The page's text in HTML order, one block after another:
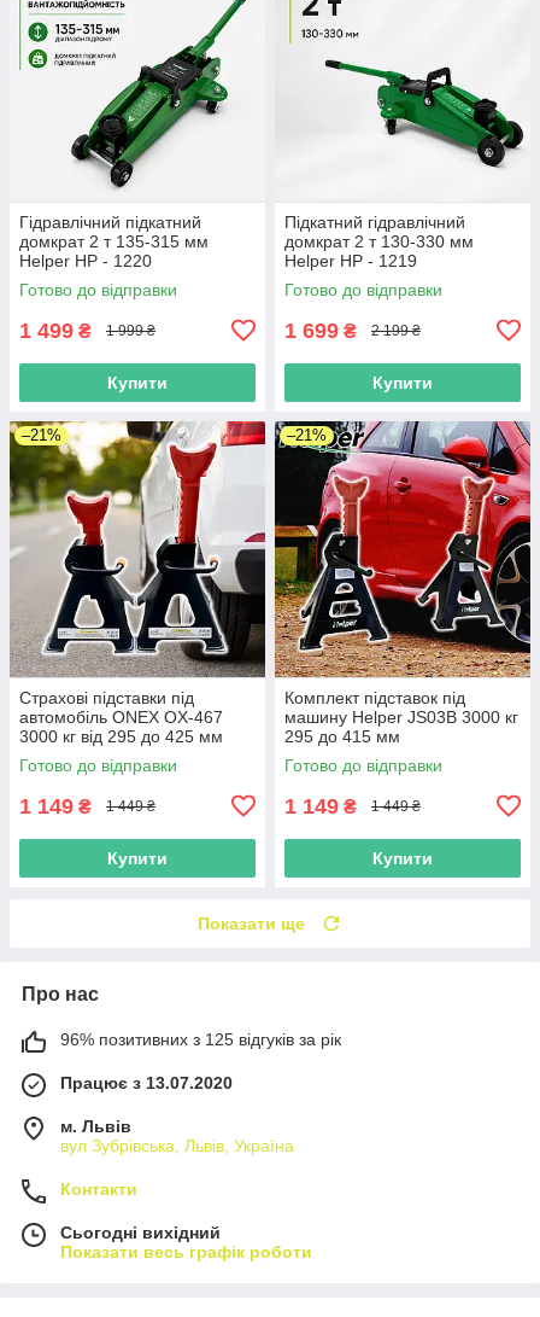
Гідравлічний підкатний
домкрат 2 т 135-315 мм
Helper HP - 1220
низькопрофільний для
автомобіля гаража та СТО
Готово до відправки
1 499 ₴ 1 999 ₴
Купити
Підкатний гідравлічний
домкрат 2 т 130-330 мм
Helper HP - 1219
Низькопрофільний
автомобільний домкрат в
Готово до відправки
1 699 ₴ 2 199 ₴
Купити
–21%
Страхові підставки під
автомобіль ONEX OX-467
3000 кг від 295 до 425 мм
Готово до відправки
1 149 ₴ 1 449 ₴
Купити
–21%
Комплект підставок під
машину Helper JS03B 3000 кг
295 до 415 мм
Готово до відправки
1 149 ₴ 1 449 ₴
Купити
Показати ще
Про нас
96% позитивних з 125 відгуків за рік
Працює з 13.07.2020
м. Львів
вул Зубрівська, Львів, Україна
Контакти
Сьогодні вихідний
Показати весь графік роботи